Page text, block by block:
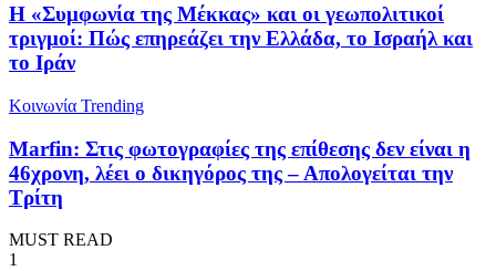
Η «Συμφωνία της Μέκκας» και οι γεωπολιτικοί
τριγμοί: Πώς επηρεάζει την Ελλάδα, το Ισραήλ και
το Ιράν
Κοινωνία Trending
Marfin: Στις φωτογραφίες της επίθεσης δεν είναι η
46χρονη, λέει ο δικηγόρος της – Απολογείται την
Τρίτη
MUST READ
1